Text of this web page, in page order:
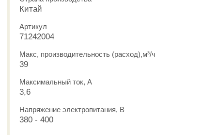
Китай
Артикул
71242004
Макс, производительность (расход),м³/ч
39
Максимальный ток, А
3,6
Напряжение электропитания, В
380 - 400